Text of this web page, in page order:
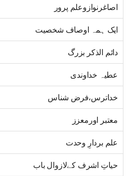
اصاغرنوازوعلم پرور
ایک ہمہ اوصاف شخصیت
دائم الذکر بزرگ
عطیہ خداوندی
خداترس،فرض شناس
معتبر اورمعزز
علم بردارِ وحدت
حیاتِ اشرف کےلازوال باب